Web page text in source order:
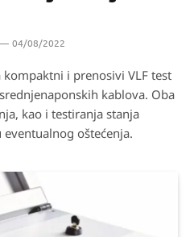
04/08/2022
kompaktni i prenosivi VLF test
kablova. Oba
kao i testiranja stanja
oštećenja.